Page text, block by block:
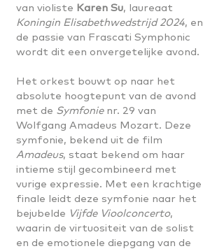
van violiste Karen Su, laureaat
Koningin Elisabethwedstrijd 2024, en
de passie van Frascati Symphonic
wordt dit een onvergetelijke avond.
Het orkest bouwt op naar het
absolute hoogtepunt van de avond
met de Symfonienr. 29 van
Wolfgang Amadeus Mozart. Deze
symfonie, bekend uit de film
Amadeus, staat bekend om haar
intieme stijl gecombineerd met
vurige expressie. Met een krachtige
finale leidt deze symfonie naar het
bejubelde Vijfde Vioolconcerto,
waarin de virtuositeit van de solist
en de emotionele diepgang van de